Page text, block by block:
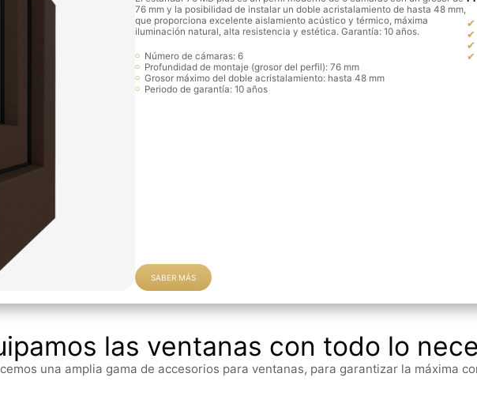
76 mm y la posibilidad de instalar un doble acristalamiento de hasta 48 mm,
que proporciona excelente aislamiento acústico y térmico, máxima
iluminación natural, alta resistencia y estética. Garantía: 10 años.
Número de cámaras: 6
Profundidad de montaje (grosor del perfil): 76 mm
Grosor máximo del doble acristalamiento: hasta 48 mm
Periodo de garantía: 10 años
SABER MÁS
las ventanas con todo lo
una amplia gama de accesorios para ventanas, para garantizar la máxima